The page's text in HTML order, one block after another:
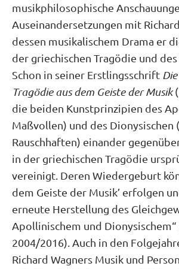
musikphilosophische
Auseinandersetzungen mit
dessen musikalischem Drama er
der griechischen Tragödie und des
Schon in seiner Erstlingsschrift
Tragödie aus dem Geiste der Musik
die beiden Kunstprinzipien des
Maßvollen) und des Dionysischen
Rauschhaften) einander
in der griechischen Tragödie
vereinigt. Deren Wiedergeburt
dem Geiste der Musik’ erfolgen
erneute Herstellung des
Apollinischem und Dionysischem“
2004/2016). Auch in den
Richard Wagners Musik und